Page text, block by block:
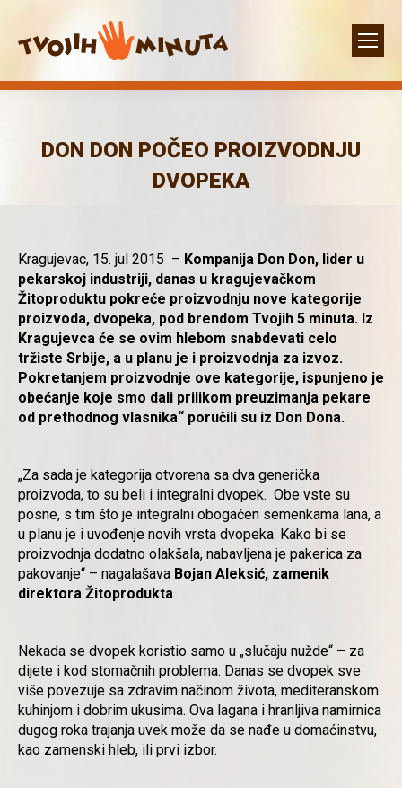
DON DON POČEO PROIZVODNJU
DVOPEKA
Kragujevac, 15. jul 2015 – Kompanija Don Don, lider u
pekarskoj industriji, danas u kragujevačkom
Žitoproduktu pokreće proizvodnju nove kategorije
proizvoda, dvopeka, pod brendom Tvojih 5 minuta. Iz
Kragujevca će se ovim hlebom snabdevati celo
tržiste Srbije, a u planu je i proizvodnja za izvoz.
Pokretanjem proizvodnje ove kategorije, ispunjeno je
obećanje koje smo dali prilikom preuzimanja pekare
od prethodnog vlasnika“ poručili su iz Don Dona.
„Za sada je kategorija otvorena sa dva generička
proizvoda, to su beli i integralni dvopek. Obe vste su
posne, s tim što je integralni obogaćen semenkama lana, a
u planu je i uvođenje novih vrsta dvopeka. Kako bi se
proizvodnja dodatno olakšala, nabavljena je pakerica za
pakovanje“ – nagalašava Bojan Aleksić, zamenik
direktora Žitoprodukta.
Nekada se dvopek koristio samo u „slučaju nužde“ – za
dijete i kod stomačnih problema. Danas se dvopek sve
više povezuje sa zdravim načinom života, mediteranskom
kuhinjom i dobrim ukusima. Ova lagana i hranljiva namirnica
dugog roka trajanja uvek može da se nađe u domaćinstvu,
kao zamenski hleb, ili prvi izbor.